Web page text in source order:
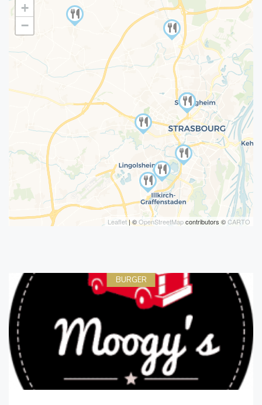
+
−
Leaflet| ©OpenStreetMapcontributors ©CARTO
BURGER